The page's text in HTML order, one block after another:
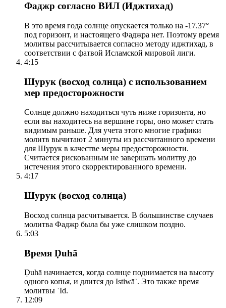
Фаджр согласно ВИЛ (Иджтихад)
В это время года солнце опускается только на -17.37°
под горизонт, и настоящего Фаджра нет. Поэтому время
молитвы рассчитывается согласно методу иджтихад, в
соответствии с фатвой Исламской мировой лиги.
4:15
Шурук (восход солнца) с использованием
мер предосторожности
Солнце должно находиться чуть ниже горизонта, но
если вы находитесь на вершине горы, оно может стать
видимым раньше. Для учета этого многие графики
молитв вычитают 2 минуты из рассчитанного времени
для Шурук в качестве меры предосторожности.
Считается рискованным не завершать молитву до
истечения этого скорректированного времени.
4:17
Шурук (восход солнца)
Восход солнца расчитывается. В большинстве случаев
молитва Фаджр была бы уже слишком поздно.
5:03
Время Ḍuhā
Ḍuhā начинается, когда солнце поднимается на высоту
одного копья, и длится до Istiwāʾ. Это также время
молитвы ʿĪd.
12:09